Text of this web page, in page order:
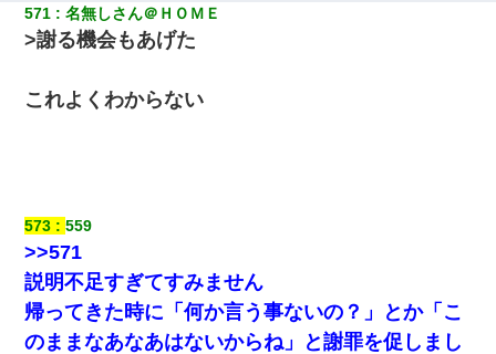
571 名無しさん＠ＨＯＭＥ
>謝る機会もあげた
これよくわからない
573 559
>>571
説明不足すぎてすみません
帰ってきた時に「何か言う事ないの？」とか「こ
のままなあなあはないからね」と謝罪を促しまし